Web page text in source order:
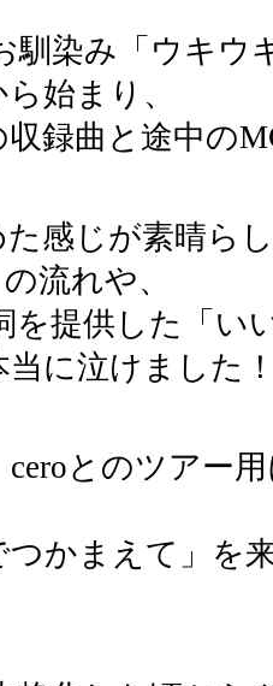
馴染み「ウキウ
始まり、
録曲と途中の
感じが素晴ら
流れや、
を提供した「い
当に泣けました
とのツアー
つかまえて」を